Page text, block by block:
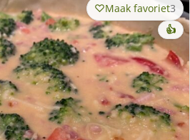
Maak favoriet3
👍